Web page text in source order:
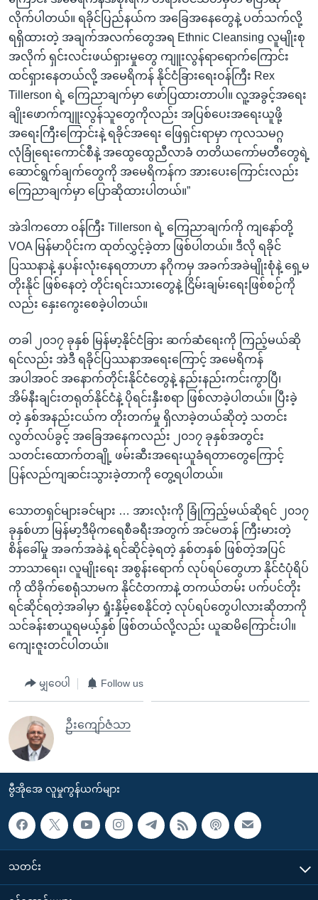
လိုက်ပါတယ်။ ရခိုင်ပြည်နယ်က အခြေအနေတွေနဲ့ ပတ်သက်လို့
ရရှိထားတဲ့ အချက်အလက်တွေအရ Ethnic Cleansing လူမျိုးစု
အလိုက် ရှင်းလင်းဖယ်ရှားမှုတွေ ကျူးလွန်ရာရောက်ကြောင်း
ထင်ရှားနေတယ်လို့ အမေရိကန် နိုင်ငံခြားရေးဝန်ကြီး Rex
Tillerson ရဲ့ ကြေညာချက်မှာ ဖော်ပြထားတာပါ။ လူ့အခွင့်အရေး
ချိုးဖောက်ကျူးလွန်သူတွေကိုလည်း အပြစ်ပေးအရေးယူဖို့
အရေးကြီးကြောင်းနဲ့ ရခိုင်အရေး ဖြေရှင်းရာမှာ ကုလသမဂ္ဂ
လုံခြုံရေးကောင်စီနဲ့ အထွေထွေညီလာခံ တတိယကော်မတီတွေရဲ့
ဆောင်ရွက်ချက်တွေကို အမေရိကန်က အားပေးကြောင်းလည်း
ကြေညာချက်မှာ ပြောဆိုထားပါတယ်။”
အဲဒါကတော ဝန်ကြီး Tillerson ရဲ့ ကြေညာချက်ကို ကျနော်တို့
VOA မြန်မာပိုင်းက ထုတ်လွှင့်ခဲ့တာ ဖြစ်ပါတယ်။ ဒီလို ရခိုင်
ပြဿနာနဲ့ နှပန်းလုံးနေရတာဟာ နဂိုကမှ အခက်အခဲမျိုးစုံနဲ့ ရှေ့မ
တိုးနိုင် ဖြစ်နေတဲ့ တိုင်းရင်းသားတွေနဲ့ ငြိမ်းချမ်းရေးဖြစ်စဉ်ကို
လည်း နှေးကွေးစေခဲ့ပါတယ်။
တခါ ၂၀၁၇ ခုနှစ် မြန်မာ့နိုင်ငံခြား ဆက်ဆံရေးကို ကြည့်မယ်ဆို
ရင်လည်း အဲဒီ ရခိုင်ပြဿနာအရေးကြောင့် အမေရိကန်
အပါအဝင် အနောက်တိုင်းနိုင်ငံတွေနဲ့ နည်းနည်းကင်းကွာပြီ၊
အိမ်နီးချင်းတရုတ်နိုင်ငံနဲ့ ပိုရင်းနှီးစရာ ဖြစ်လာခဲ့ပါတယ်။ ပြီးခဲ့
တဲ့ နှစ်အနည်းငယ်က တိုးတက်မှု ရှိလာခဲ့တယ်ဆိုတဲ့ သတင်း
လွတ်လပ်ခွင့် အခြေအနေကလည်း ၂၀၁၇ ခုနှစ်အတွင်း
သတင်းထောက်တချို့ ဖမ်းဆီးအရေးယူခံရတာတွေကြောင့်
ပြန်လည်ကျဆင်းသွားခဲ့တာကို တွေ့ရပါတယ်။
သောတရှင်များခင်များ … အားလုံးကို ခြုံကြည့်မယ်ဆိုရင် ၂၀၁၇
ခုနှစ်ဟာ မြန်မာ့ဒီမိုကရေစီခရီးအတွက် အင်မတန် ကြီးမားတဲ့
စိန်ခေါ်မှု အခက်အခဲနဲ့ ရင်ဆိုင်ခဲ့ရတဲ့ နှစ်တနှစ် ဖြစ်တဲ့အပြင်
ဘာသာရေး၊ လူမျိုးရေး အစွန်းရောက် လုပ်ရပ်တွေဟာ နိုင်ငံပုံရိပ်
ကို ထိခိုက်စေရုံသာမက နိုင်ငံတကာနဲ့ တကယ်တမ်း ပက်ပင်တိုး
ရင်ဆိုင်ရတဲ့အခါမှာ ရှုံးနှိမ့်စေနိုင်တဲ့ လုပ်ရပ်တွေပါလားဆိုတာကို
သင်ခန်းစာယူရမယ့်နှစ် ဖြစ်တယ်လို့လည်း ယူဆမိကြောင်းပါ။
ကျေးဇူးတင်ပါတယ်။
မျှဝေပါ Follow us
ဦးကျော်ဇံသာ
ဗွီအိုအေ လူမှုကွန်ယက်များ
သတင်း